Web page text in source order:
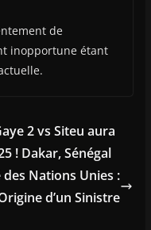
de
inopportune étant
2 vs Siteu aura
! Dakar, Sénégal
Nations Unies :
d’un Sinistre